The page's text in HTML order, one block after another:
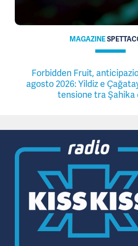
MAGAZINE
Forbidden Fruit,
agosto 2026: Yildiz e
tensione tra Şahika